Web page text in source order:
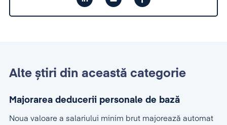
Alte știri din această categorie
Majorarea deducerii personale de bază
Noua valoare a salariului minim brut majorează automat